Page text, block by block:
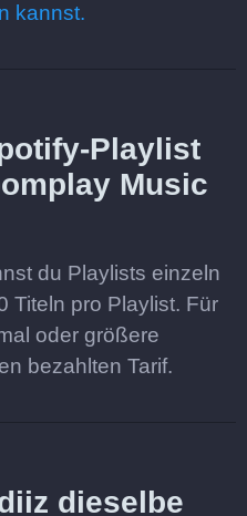
kannst.
Playlist
Music
du Playlists einzeln
Titeln pro Playlist. Für
oder größere
bezahlten Tarif.
dieselbe